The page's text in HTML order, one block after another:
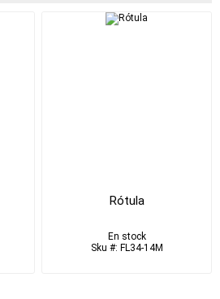
Rótula
En stock
Sku #: FL34-14M